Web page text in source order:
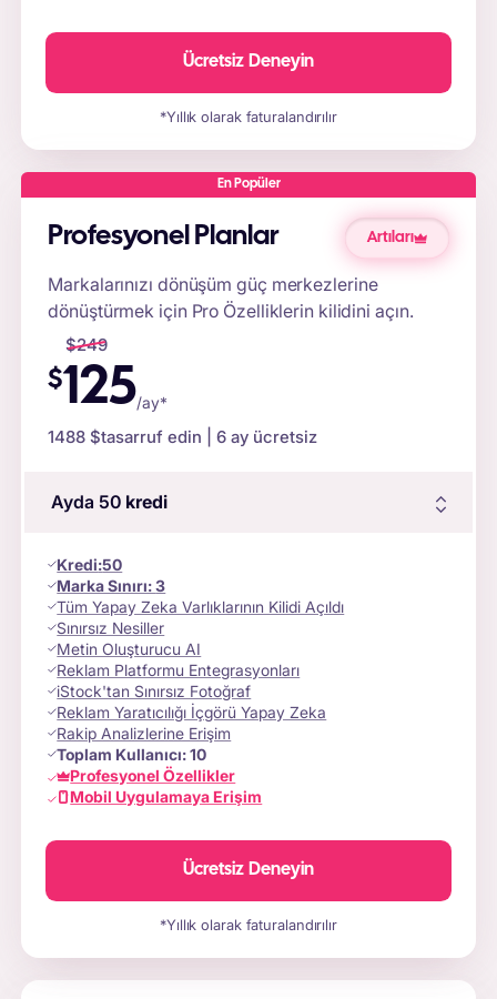
Ücretsiz Deneyin
*Yıllık olarak faturalandırılır
En Popüler
Profesyonel Planlar Artıları
Markalarınızı dönüşüm güç merkezlerine
dönüştürmek için Pro Özelliklerin kilidini açın.
$249
$125/ay*
1488 $tasarruf edin | 6 ay ücretsiz
Ayda 50 kredi
Kredi:50
Marka Sınırı:3
Tüm Yapay Zeka Varlıklarının Kilidi Açıldı
Sınırsız Nesiller
Metin Oluşturucu AI
Reklam Platformu Entegrasyonları
iStock'tan Sınırsız Fotoğraf
Reklam Yaratıcılığı İçgörü Yapay Zeka
Rakip Analizlerine Erişim
Toplam Kullanıcı:10
Profesyonel Özellikler
Mobil Uygulamaya Erişim
Ücretsiz Deneyin
*Yıllık olarak faturalandırılır